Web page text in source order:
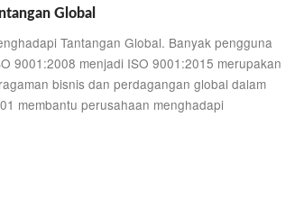
Global
Tantangan Global. Banyak pengguna
9001:2008 menjadi ISO 9001:2015 merupakan
bisnis dan perdagangan global dalam
membantu perusahaan menghadapi